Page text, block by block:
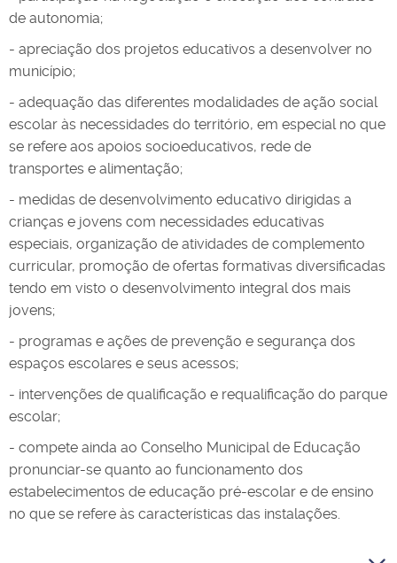
de autonomia;
- apreciação dos projetos educativos a desenvolver no
município;
- adequação das diferentes modalidades de ação social
escolar às necessidades do território, em especial no que
se refere aos apoios socioeducativos, rede de
transportes e alimentação;
- medidas de desenvolvimento educativo dirigidas a
crianças e jovens com necessidades educativas
especiais, organização de atividades de complemento
curricular, promoção de ofertas formativas diversificadas
tendo em visto o desenvolvimento integral dos mais
jovens;
- programas e ações de prevenção e segurança dos
espaços escolares e seus acessos;
- intervenções de qualificação e requalificação do parque
escolar;
- compete ainda ao Conselho Municipal de Educação
pronunciar-se quanto ao funcionamento dos
estabelecimentos de educação pré-escolar e de ensino
no que se refere às características das instalações.